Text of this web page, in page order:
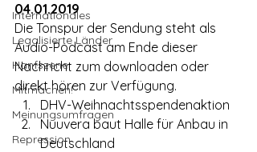
Internationales
Legalisierte Länder
Hanfszene
Mitmachen!
Meinungsumfragen
Repression
04.01.2019
Die Tonspur der Sendung steht als
Audio-Podcast am Ende dieser
Nachricht zum downloaden oder
direkt hören zur Verfügung.
DHV-Weihnachtsspendenaktion
Nuuvera baut Halle für Anbau in
Deutschland